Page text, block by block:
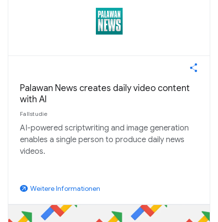
Palawan News creates daily video content
with AI
Fallstudie
AI-powered scriptwriting and image generation
enables a single person to produce daily news
videos.
arrow_outward Weitere Informationen